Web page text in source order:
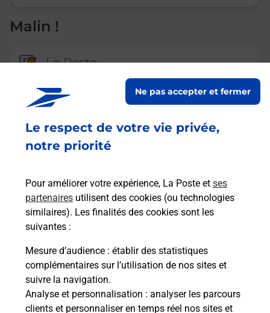
Le respect de votre vie privée,
notre priorité
Pour améliorer votre expérience, La Poste et ses
partenaires utilisent des cookies (ou technologies
similaires). Les finalités des cookies sont les
suivantes :
Mesure d’audience : établir des statistiques
complémentaires sur l’utilisation de nos sites et
suivre la navigation.
Analyse et personnalisation : analyser les parcours
clients et personnaliser en temps réel nos sites et
Ne pas accepter et fermer
Malin !
La Poste
En savoir plus
Recherchez un autre point de contact
Quel réseau utilise La Poste Mobile ?